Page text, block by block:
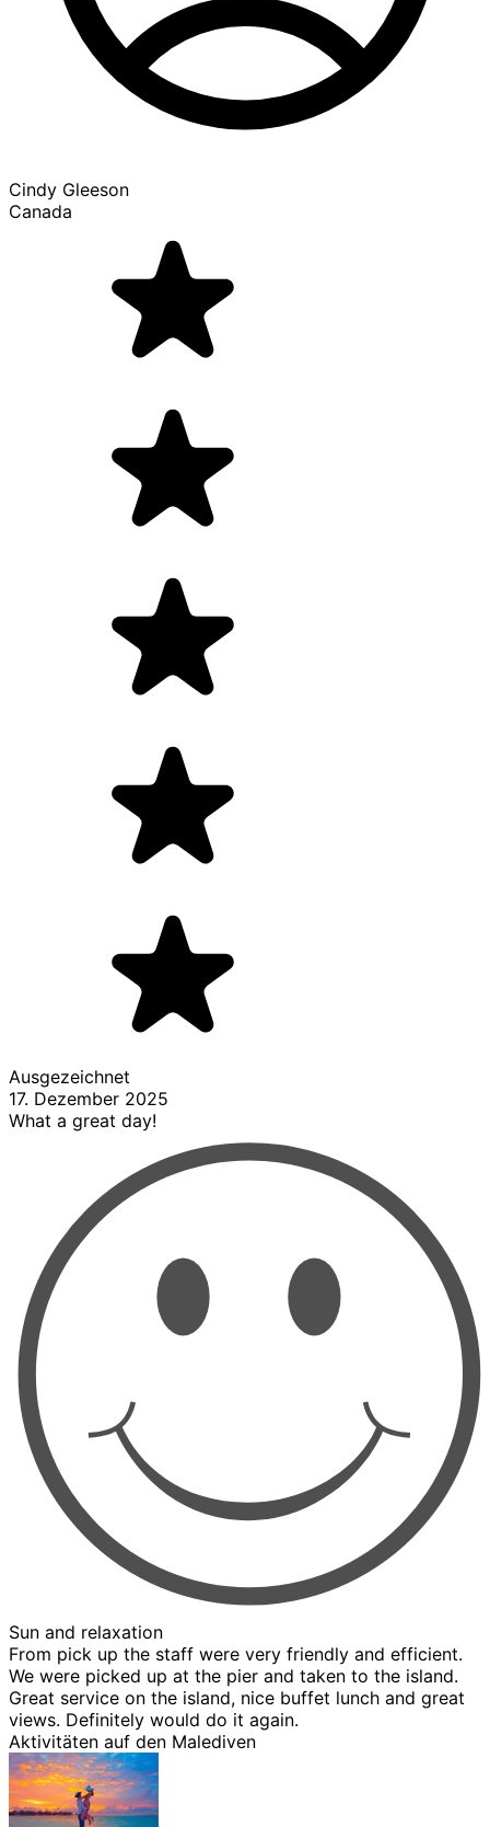
Cindy Gleeson
Canada
Ausgezeichnet
17. Dezember 2025
What a great day!
Sun and relaxation
From pick up the staff were very friendly and efficient.
We were picked up at the pier and taken to the island.
Great service on the island, nice buffet lunch and great
views. Definitely would do it again.
Aktivitäten auf den Malediven